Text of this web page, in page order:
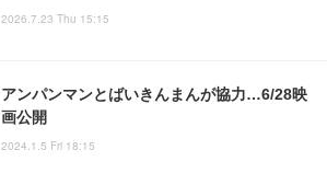
2026.7.23 Thu 15:15
アンパンマンとばいきんまんが協力…6/28映
画公開
2024.1.5 Fri 18:15